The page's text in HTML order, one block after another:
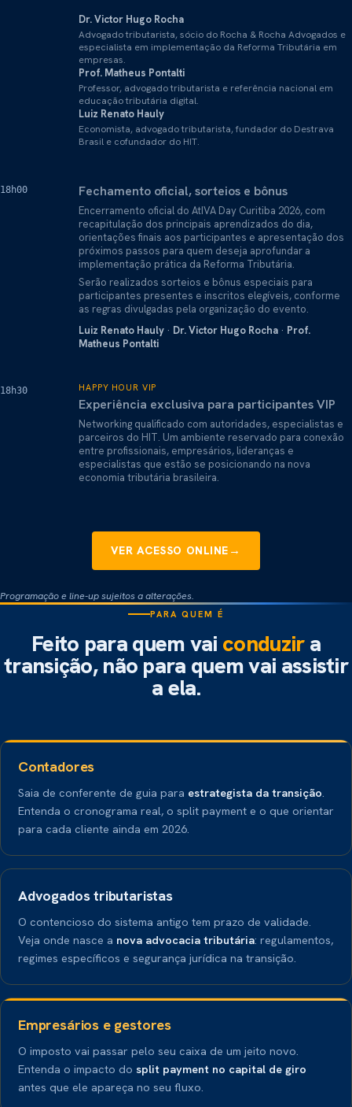
Dr. Victor Hugo Rocha
Advogado tributarista, sócio do Rocha & Rocha Advogados e
especialista em implementação da Reforma Tributária em
empresas.
Prof. Matheus Pontalti
Professor, advogado tributarista e referência nacional em
educação tributária digital.
Luiz Renato Hauly
Economista, advogado tributarista, fundador do Destrava
Brasil e cofundador do HIT.
18h00 Fechamento oficial, sorteios e bônus
Encerramento oficial do AtIVA Day Curitiba 2026, com
recapitulação dos principais aprendizados do dia,
orientações finais aos participantes e apresentação dos
próximos passos para quem deseja aprofundar a
implementação prática da Reforma Tributária.
Serão realizados sorteios e bônus especiais para
participantes presentes e inscritos elegíveis, conforme
as regras divulgadas pela organização do evento.
Luiz Renato Hauly · Dr. Victor Hugo Rocha · Prof.
Matheus Pontalti
18h30 HAPPY HOUR VIP
Experiência exclusiva para participantes VIP
Networking qualificado com autoridades, especialistas e
parceiros do HIT. Um ambiente reservado para conexão
entre profissionais, empresários, lideranças e
especialistas que estão se posicionando na nova
economia tributária brasileira.
VER ACESSO ONLINE →
Programação e line-up sujeitos a alterações.
PARA QUEM É
Feito para quem vai conduzira
transição, não para quem vai assistir
a ela.
Contadores
Saia de conferente de guia para estrategista da transição
Entenda o cronograma real, o split payment e o que orientar
para cada cliente ainda em 2026.
Advogados tributaristas
O contencioso do sistema antigo tem prazo de validade.
Veja onde nasce a nova advocacia tributária: regulamentos,
regimes específicos e segurança jurídica na transição.
Empresários e gestores
O imposto vai passar pelo seu caixa de um jeito novo.
Entenda o impacto do split payment no capital de giro
antes que ele apareça no seu fluxo.